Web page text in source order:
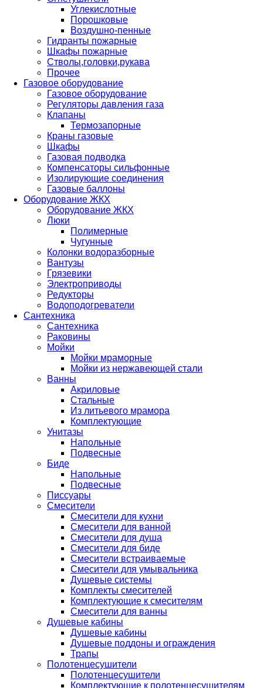
Углекислотные
Порошковые
Воздушно-пенные
Гидранты пожарные
Шкафы пожарные
Стволы,головки,рукава
Прочее
Газовое оборудование
Газовое оборудование
Регуляторы давления газа
Клапаны
Термозапорные
Краны газовые
Шкафы
Газовая подводка
Компенсаторы сильфонные
Изолирующие соединения
Газовые баллоны
Оборудование ЖКХ
Оборудование ЖКХ
Люки
Полимерные
Чугунные
Колонки водоразборные
Вантузы
Грязевики
Электроприводы
Редукторы
Водоподогреватели
Сантехника
Сантехника
Раковины
Мойки
Мойки мраморные
Мойки из нержавеющей стали
Ванны
Акриловые
Стальные
Из литьевого мрамора
Комплектующие
Унитазы
Напольные
Подвесные
Биде
Напольные
Подвесные
Писсуары
Смесители
Смесители для кухни
Смесители для ванной
Смесители для душа
Смесители для биде
Смесители встраиваемые
Смесители для умывальника
Душевые системы
Комплекты смесителей
Комплектующие к смесителям
Смесители для ванны
Душевые кабины
Душевые кабины
Душевые поддоны и ограждения
Трапы
Полотенцесушители
Полотенцесушители
Комплектующие к полотенцесушителям